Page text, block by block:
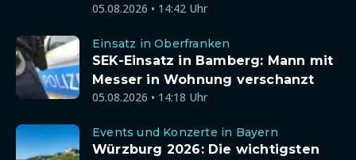
05.08.2026 • 14:42 Uhr
Einsatz in Oberfranken
SEK-Einsatz in Bamberg: Mann mit
Messer in Wohnung verschanzt
05.08.2026 • 14:18 Uhr
Events und Konzerte in Bayern
Würzburg 2026: Die wichtigsten